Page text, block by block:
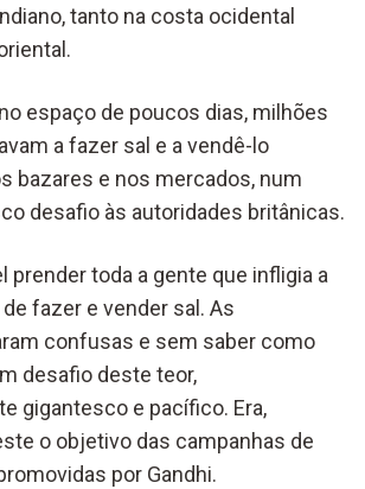
tanto na costa ocidental
espaço de poucos dias, milhões
a fazer sal e a vendê-lo
bazares e nos mercados, num
desafio às autoridades britânicas.
prender toda a gente que infligia a
fazer e vender sal. As
confusas e sem saber como
desafio deste teor,
gigantesco e pacífico. Era,
o objetivo das campanhas de
por Gandhi.